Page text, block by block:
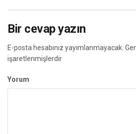
Bir cevap yazın
E-posta hesabınız yayımlanmayacak.
işaretlenmişlerdir
Yorum